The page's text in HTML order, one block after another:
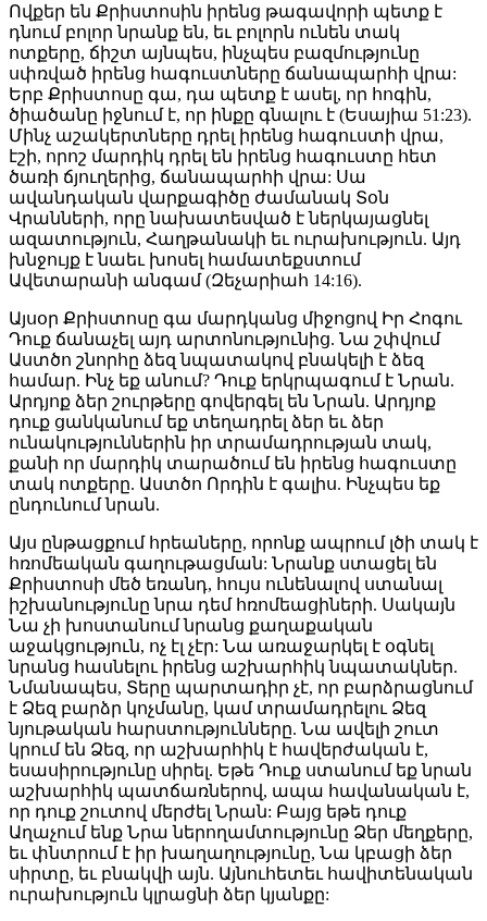
Ովքեր են Քրիստոսին իրենց թագավորի պետք է
դնում բոլոր նրանք են, եւ բոլորն ունեն տակ
ոտքերը, ճիշտ այնպես, ինչպես բազմությունը
սփռված իրենց հագուստները ճանապարհի վրա:
Երբ Քրիստոսը գա, դա պետք է ասել, որ հոգին,
ծիածանը իջնում ​​է, որ ինքը գնալու է (Եսայիա 51:23).
Մինչ աշակերտները դրել իրենց հագուստի վրա,
էշի, որոշ մարդիկ դրել են իրենց հագուստը հետ
ծառի ճյուղերից, ճանապարհի վրա: Սա
ավանդական վարքագիծը ժամանակ Տօն
Վրանների, որը նախատեսված է ներկայացնել
ազատություն, Հաղթանակի եւ ուրախություն. Այդ
խնջույք է նաեւ խոսել համատեքստում
Ավետարանի անգամ (Զեչարիահ 14:16).
Այսօր Քրիստոսը գա մարդկանց միջոցով Իր Հոգու
Դուք ճանաչել այդ արտոնությունից. Նա շփվում
Աստծո շնորհը ձեզ նպատակով բնակելի է ձեզ
համար. Ինչ եք անում? Դուք երկրպագում է Նրան.
Արդյոք ձեր շուրթերը գովերգել են Նրան. Արդյոք
դուք ցանկանում եք տեղադրել ձեր եւ ձեր
ունակություններին իր տրամադրության տակ,
քանի որ մարդիկ տարածում են իրենց հագուստը
տակ ոտքերը. Աստծո Որդին է գալիս. Ինչպես եք
ընդունում նրան.
Այս ընթացքում հրեաները, որոնք ապրում լծի տակ է
հռոմեական գաղութացման: Նրանք ստացել են
Քրիստոսի մեծ եռանդ, հույս ունենալով ստանալ
իշխանությունը նրա դեմ հռոմեացիների. Սակայն
Նա չի խոստանում նրանց քաղաքական
աջակցություն, ոչ էլ չէր: Նա առաջարկել է օգնել
նրանց հասնելու իրենց աշխարհիկ նպատակներ.
Նմանապես, Տերը պարտադիր չէ, որ բարձրացնում
է Ձեզ բարձր կոչմանը, կամ տրամադրելու Ձեզ
նյութական հարստությունները. Նա ավելի շուտ
կրում են Ձեզ, որ աշխարհիկ է հավերժական է,
եսասիրությունը սիրել. Եթե ​​Դուք ստանում եք նրան
աշխարհիկ պատճառներով, ապա հավանական է,
որ դուք շուտով մերժել Նրան: Բայց եթե դուք
Աղաչում ենք Նրա ներողամտությունը Ձեր մեղքերը,
եւ փնտրում է իր խաղաղությունը, Նա կբացի ձեր
սիրտը, եւ բնակվի այն. Այնուհետեւ հավիտենական
ուրախություն կլրացնի ձեր կյանքը: